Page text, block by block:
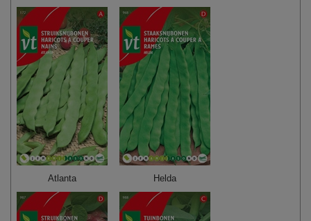
Atlanta Helda